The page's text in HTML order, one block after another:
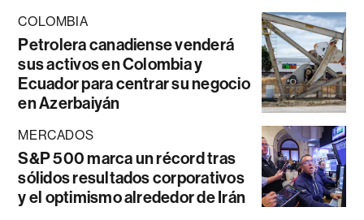
COLOMBIA
Petrolera canadiense venderá
sus activos en Colombia y
Ecuador para centrar su negocio
en Azerbaiyán
MERCADOS
S&P 500 marca un récord tras
sólidos resultados corporativos
y el optimismo alrededor de Irán